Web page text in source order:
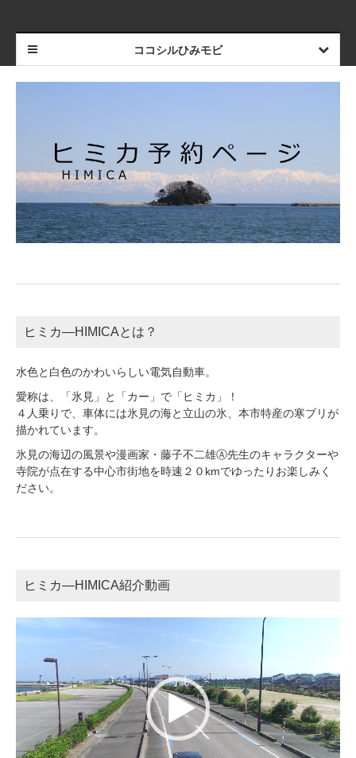
ココシルひみモビ
ヒミカ―HIMICAとは？
水色と白色のかわいらしい電気自動車。
愛称は、「氷見」と「カー」で「ヒミカ」！
４人乗りで、車体には氷見の海と立山の氷、本市特産の寒ブリが
描かれています。
氷見の海辺の風景や漫画家・藤子不二雄Ⓐ先生のキャラクターや
寺院が点在する中心市街地を時速２０kmでゆったりお楽しみく
ださい。
ヒミカ―HIMICA紹介動画
動
ー
ヤ